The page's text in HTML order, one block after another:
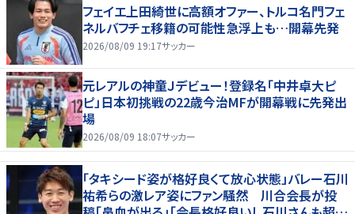
フェイエ上田綺世に高額オファー、トルコ名門フェ
ネルバフチェ移籍の可能性急浮上も…開幕先発
2026/08/09 19:17サッカー
元レアルの神童Ｊデビュー！登録名「中井卓大ピ
ピ」日本初挑戦の22歳今治MFが開幕戦に先発出
場
2026/08/09 18:07サッカー
「タキシード姿が格好良くて放心状態」バレー石川
祐希らの激レア姿にファン騒然 川合会長が投